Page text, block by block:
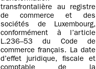
transfrontalière au registre
de commerce et des
sociétés de Luxembourg,
conformément à l’article
L.236–53 du Code de
commerce français. La date
d’effet juridique, fiscale et